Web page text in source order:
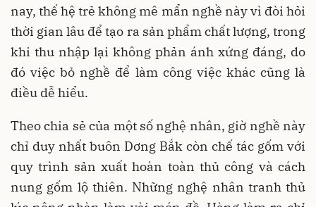
nay, thế hệ trẻ không mê mẩn nghề này vì đòi hỏi
thời gian lâu để tạo ra sản phẩm chất lượng, trong
khi thu nhập lại không phản ánh xứng đáng, do
đó việc bỏ nghề để làm công việc khác cũng là
điều dễ hiểu.
Theo chia sẻ của một số nghệ nhân, giờ nghề này
chỉ duy nhất buôn Dơng Bắk còn chế tác gốm với
quy trình sản xuất hoàn toàn thủ công và cách
nung gốm lộ thiên. Những nghệ nhân tranh thủ